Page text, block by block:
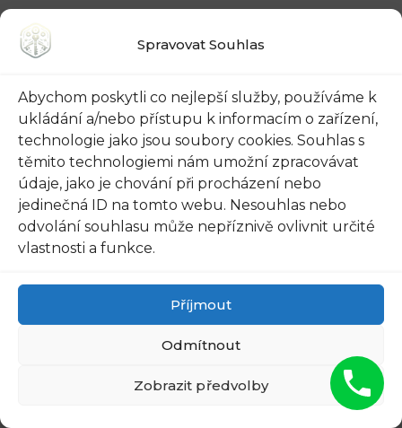
Spravovat Souhlas
Abychom poskytli co nejlepší služby, používáme k
ukládání a/nebo přístupu k informacím o zařízení,
technologie jako jsou soubory cookies. Souhlas s
těmito technologiemi nám umožní zpracovávat
údaje, jako je chování při procházení nebo
jedinečná ID na tomto webu. Nesouhlas nebo
odvolání souhlasu může nepříznivě ovlivnit určité
vlastnosti a funkce.
Příjmout
Odmítnout
Zobrazit předvolby
použití⁢ moderních bezpečnostních ⁤systémů s
zavřít zámky pomocí ​jednoho kliknutí na
dálkový ovladač.‌ Už žádné zadrhávání, teď⁢ je vše
‍rychlé a snadné. Stačí‌ mít na ​dálkovém ‌ovladači
⁤dostatečný dosah a ⁢problém s zavřením auta ⁤je
vyřešen.
Další ⁤možností, jak se vyhnout zámknutí auta, je⁢
umožní​ otevřít ​a zavřít ⁤auto jednoduše pomocí
telefonu nebo jiného elektronického zařízení.
možností jeho ztráty.⁣ Stačí mít ⁣mobilní aplikaci s